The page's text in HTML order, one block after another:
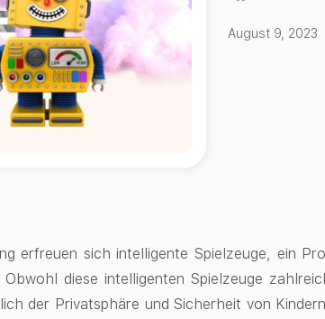
August 9, 2023
erfreuen sich intelligente Spielzeuge, ein
diese intelligenten Spielzeuge
der Privatsphäre und Sicherheit von